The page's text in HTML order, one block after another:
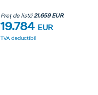
Preț de listă21.659 EUR
19.784 EUR
TVA deductibil